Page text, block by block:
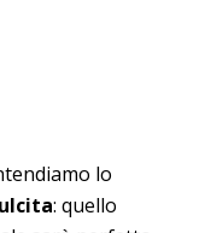
lo
: quello